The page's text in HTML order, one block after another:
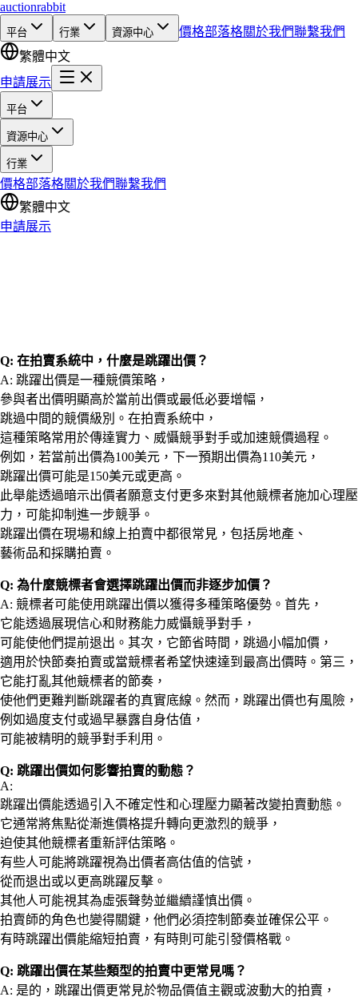
auctionrabbit
平台 行業 資源中心 價格部落格關於我們聯繫我們
繁體中文
申請展示
平台
資源中心
行業
價格部落格關於我們聯繫我們
繁體中文
申請展示
Q: 在拍賣系統中，什麼是跳躍出價？
A: 跳躍出價是一種競價策略，
參與者出價明顯高於當前出價或最低必要增幅，
跳過中間的競價級別。在拍賣系統中，
這種策略常用於傳達實力、威懾競爭對手或加速競價過程。
例如，若當前出價為100美元，下一預期出價為110美元，
跳躍出價可能是150美元或更高。
此舉能透過暗示出價者願意支付更多來對其他競標者施加心理壓
力，可能抑制進一步競爭。
跳躍出價在現場和線上拍賣中都很常見，包括房地產、
藝術品和採購拍賣。
Q: 為什麼競標者會選擇跳躍出價而非逐步加價？
A: 競標者可能使用跳躍出價以獲得多種策略優勢。首先，
它能透過展現信心和財務能力威懾競爭對手，
可能使他們提前退出。其次，它節省時間，跳過小幅加價，
適用於快節奏拍賣或當競標者希望快速達到最高出價時。第三，
它能打亂其他競標者的節奏，
使他們更難判斷跳躍者的真實底線。然而，跳躍出價也有風險，
例如過度支付或過早暴露自身估值，
可能被精明的競爭對手利用。
Q: 跳躍出價如何影響拍賣的動態？
A:
跳躍出價能透過引入不確定性和心理壓力顯著改變拍賣動態。
它通常將焦點從漸進價格提升轉向更激烈的競爭，
迫使其他競標者重新評估策略。
有些人可能將跳躍視為出價者高估值的信號，
從而退出或以更高跳躍反擊。
其他人可能視其為虛張聲勢並繼續謹慎出價。
拍賣師的角色也變得關鍵，他們必須控制節奏並確保公平。
有時跳躍出價能縮短拍賣，有時則可能引發價格戰。
Q: 跳躍出價在某些類型的拍賣中更常見嗎？
A: 是的，跳躍出價更常見於物品價值主觀或波動大的拍賣，